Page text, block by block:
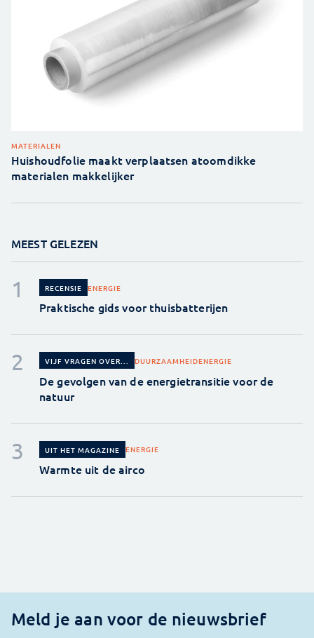
MATERIALEN
Huishoudfolie maakt verplaatsen atoomdikke
materialen makkelijker
MEEST GELEZEN
RECENSIE ENERGIE
Praktische gids voor thuisbatterijen
VIJF VRAGEN OVER... DUURZAAMHEIDENERGIE
De gevolgen van de energietransitie voor de
natuur
UIT HET MAGAZINE ENERGIE
Warmte uit de airco
Meld je aan voor de nieuwsbrief